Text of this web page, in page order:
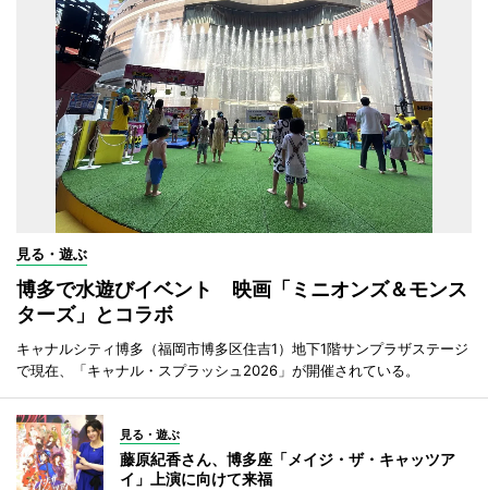
見る・遊ぶ
博多で水遊びイベント 映画「ミニオンズ＆モンス
ターズ」とコラボ
キャナルシティ博多（福岡市博多区住吉1）地下1階サンプラザステージ
で現在、「キャナル・スプラッシュ2026」が開催されている。
見る・遊ぶ
藤原紀香さん、博多座「メイジ・ザ・キャッツア
イ」上演に向けて来福